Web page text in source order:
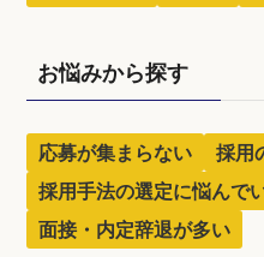
お悩みから探す
応募が集まらない
採用
採用手法の選定に悩んで
面接・内定辞退が多い